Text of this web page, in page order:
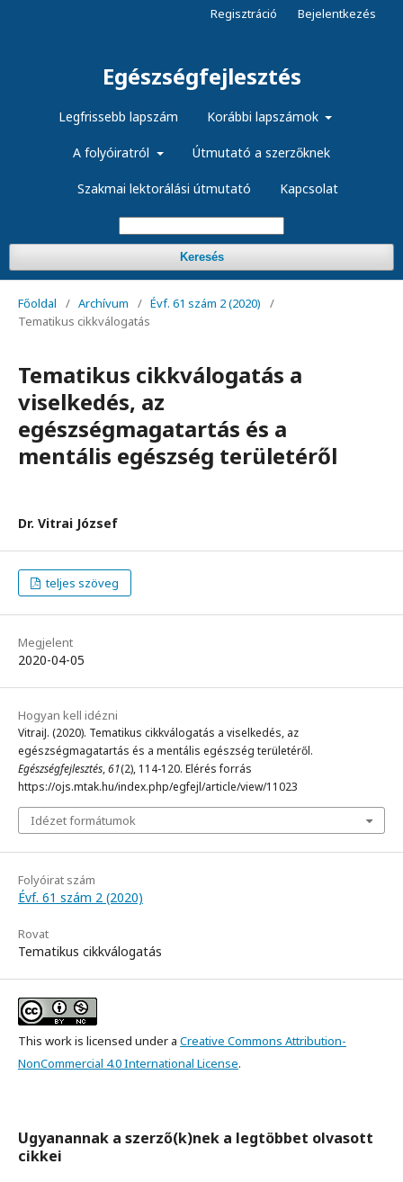
Egészségfejlesztés
Legfrissebb lapszám Korábbi lapszámok
A folyóiratról Útmutató a szerzőknek
Szakmai lektorálási útmutató Kapcsolat
Keresés
Regisztráció Bejelentkezés
Főoldal / Archívum / Évf. 61 szám 2 (2020)
/
Tematikus cikkválogatás
Tematikus cikkválogatás a
viselkedés, az
egészségmagatartás és a
mentális egészség területéről
Dr. Vitrai József
teljes szöveg
Megjelent
2020-04-05
Hogyan kell idézni
VitraiJ. (2020). Tematikus cikkválogatás a viselkedés, az
egészségmagatartás és a mentális egészség területéről.
Egészségfejlesztés,61(2), 114-120. Elérés forrás
https://ojs.mtak.hu/index.php/egfejl/article/view/11023
Idézet formátumok
Folyóirat szám
Évf. 61 szám 2 (2020)
Rovat
Tematikus cikkválogatás
This work is licensed under a Creative Commons Attribution-
NonCommercial 4.0 International License.
Ugyanannak a szerző(k)nek a legtöbbet olvasott
cikkei